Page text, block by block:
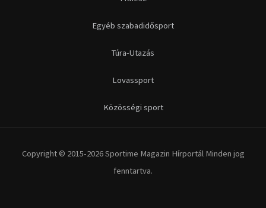
Egyéb szabadidősport
Túra-Utazás
Lovassport
Közösségi sport
Copyright © 2015-2026 Sportime Magazin Hírportál Minden jog
fenntartva.